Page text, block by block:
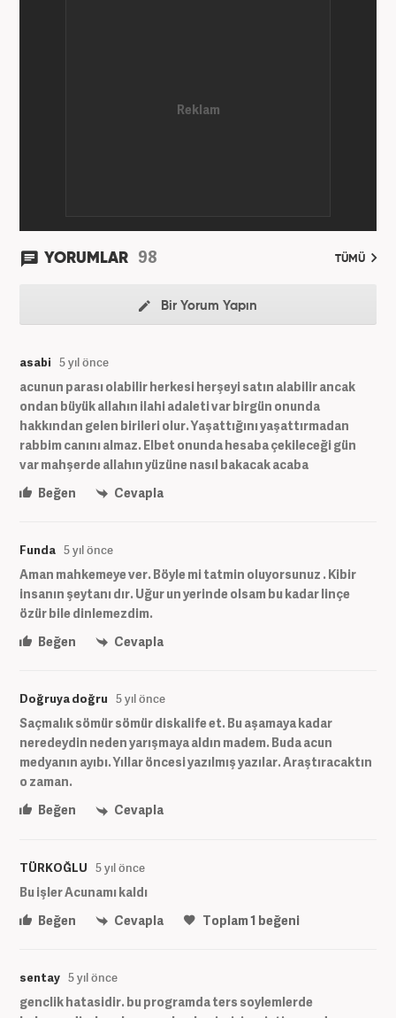
YORUMLAR 98 TÜMÜ
Bir Yorum Yapın
asabi 5 yıl önce
acunun parası olabilir herkesi herşeyi satın alabilir ancak
ondan büyük allahın ilahi adaleti var birgün onunda
hakkından gelen birileri olur. Yaşattığını yaşattırmadan
rabbim canını almaz. Elbet onunda hesaba çekileceği gün
var mahşerde allahın yüzüne nasıl bakacak acaba
Beğen
Cevapla
Funda 5 yıl önce
Aman mahkemeye ver. Böyle mi tatmin oluyorsunuz . Kibir
insanın şeytanı dır. Uğur un yerinde olsam bu kadar linçe
özür bile dinlemezdim.
Beğen
Cevapla
Doğruya doğru 5 yıl önce
Saçmalık sömür sömür diskalife et. Bu aşamaya kadar
neredeydin neden yarışmaya aldın madem. Buda acun
medyanın ayıbı. Yıllar öncesi yazılmış yazılar. Araştıracaktın
o zaman.
Beğen
Cevapla
TÜRKOĞLU 5 yıl önce
Bu işler Acunamı kaldı
Beğen
Cevapla Toplam1 beğeni
sentay 5 yıl önce
genclik hatasidir. bu programda ters soylemlerde